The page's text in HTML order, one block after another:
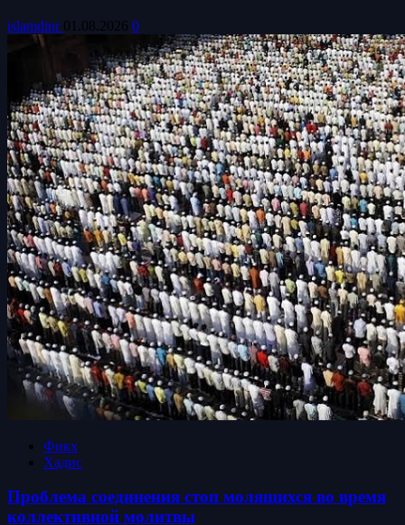
islamdinr 01.08.2026 0
Фикх
Хадис
Проблема соединения стоп молящихся во время
коллективной молитвы